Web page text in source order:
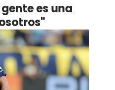
es una